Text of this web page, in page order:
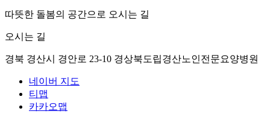
따뜻한 돌봄의 공간으로 오시는 길
오시는 길
경북 경산시 경안로 23-10 경상북도립경산노인전문요양병원
네이버 지도
티맵
카카오맵